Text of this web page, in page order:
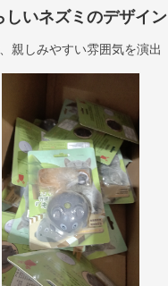
しいネズミのデザイン
親しみやすい雰囲気を演出